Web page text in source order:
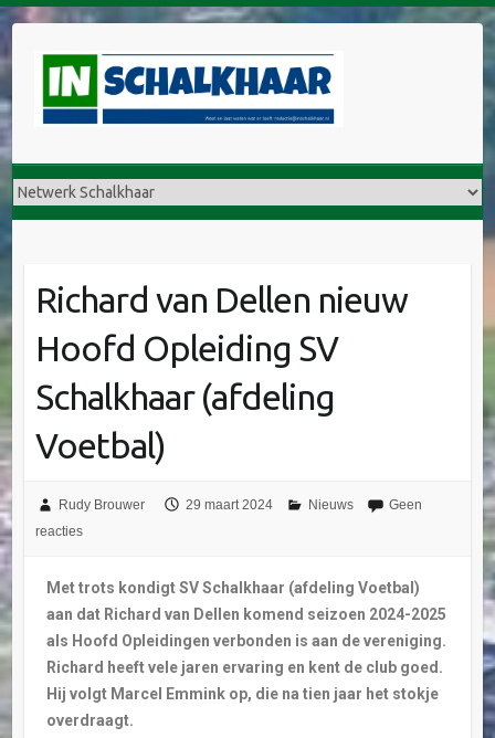
Richard van Dellen nieuw
Hoofd Opleiding SV
Schalkhaar (afdeling
Voetbal)
Rudy Brouwer 29 maart 2024 Nieuws
Geen
reacties
Met trots kondigt SV Schalkhaar (afdeling Voetbal)
aan dat Richard van Dellen komend seizoen 2024-2025
als Hoofd Opleidingen verbonden is aan de vereniging.
Richard heeft vele jaren ervaring en kent de club goed.
Hij volgt Marcel Emmink op, die na tien jaar het stokje
overdraagt.